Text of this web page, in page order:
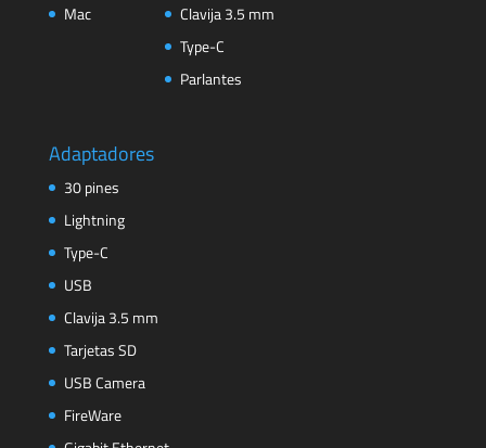
Mac
Clavija 3.5 mm
Type-C
Parlantes
Adaptadores
30 pines
Lightning
Type-C
USB
Clavija 3.5 mm
Tarjetas SD
USB Camera
FireWare